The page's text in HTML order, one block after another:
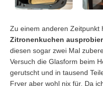
Zu einem anderen Zeitpunkt
Zitronenkuchen
diesen sogar zwei Mal
Versuch die Glasform beim
gerutscht und in tausend
Fryer aber wohl nix für. Da